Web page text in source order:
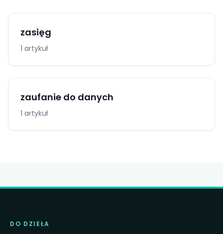
zasięg
1 artykuł
zaufanie do danych
1 artykuł
DO DZIEŁA